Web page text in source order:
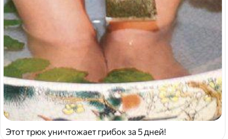
Этот трюк уничтожает грибок за 5 дней!